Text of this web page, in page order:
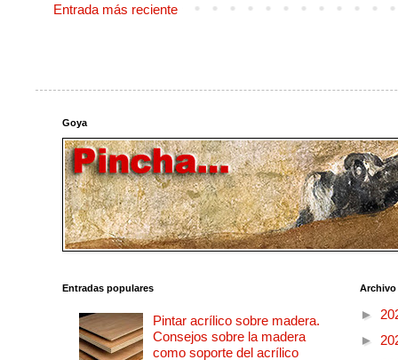
Entrada más reciente
Goya
Entradas populares
Pintar acrílico sobre madera.
Consejos sobre la madera
como soporte del acrílico
►
►